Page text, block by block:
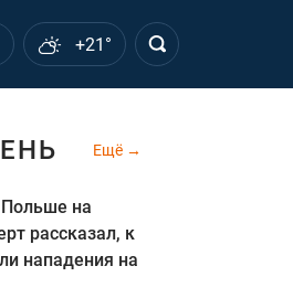
+21°
Ещё
на
рассказал, к
нападения на